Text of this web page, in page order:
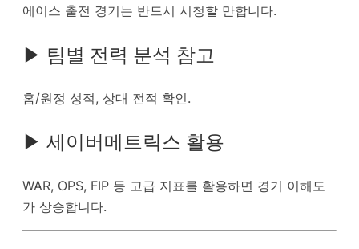
에이스 출전 경기는 반드시 시청할 만합니다.
▶ 팀별 전력 분석 참고
홈/원정 성적, 상대 전적 확인.
▶ 세이버메트릭스 활용
WAR, OPS, FIP 등 고급 지표를 활용하면 경기 이해도
가 상승합니다.